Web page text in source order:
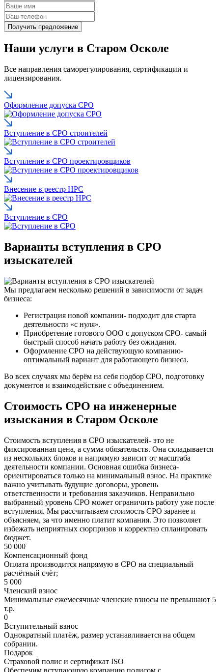
Наши услуги в Старом Осколе
Все направления саморегулирования, сертификации и
лицензирования.
Оформление допуска СРО
Вступление в СРО строителей
Вступление в СРО проектировщиков
Внесение в реестр НРС
Вступление в СРО
Варианты вступления в СРО
изыскателей
Мы предлагаем несколько решений в зависимости от задач
бизнеса:
Регистрация новой компании- подходит для старта
деятельности «с нуля».
Приобретение готового ООО с допуском СРО- самый
быстрый способ начать работу без ожидания.
Оформление СРО на действующую компанию-
оптимальный вариант для работающего бизнеса.
Во всех случаях мы берём на себя подбор СРО, подготовку
документов и взаимодействие с объединением.
Стоимость СРО на инженерные
изыскания в Старом Осколе
Стоимость вступления в СРО изыскателей- это не
фиксированная цена, а сумма обязательств. Она складывается
из нескольких блоков и напрямую зависит от масштаба
деятельности компании. Основная ошибка бизнеса-
ориентироваться только на минимальный взнос. На практике
важно учитывать будущие договоры, уровень
ответственности и требования заказчиков. Неправильно
выбранный уровень СРО может ограничить работу уже после
вступления. Мы рассчитываем стоимость СРО заранее и
объясняем, за что именно платит компания. Это позволяет
избежать неприятных сюрпризов и корректно спланировать
бюджет.
50 000
Компенсационный фонд
Оплата производится напрямую в СРО на специальный
расчётный счёт;
5 000
Членский взнос
Минимальные ежемесячные членские взносы не превышают 5
т.р.
0
Вступительный взнос
Однократный платёж, размер устанавливается на общем
собрании.
Подарок
Страховой полис и сертификат ISO
Обеспечим вступающую компанию полисом с